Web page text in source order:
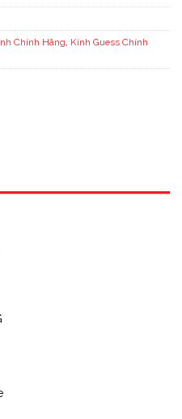
Chính Hãng Kính Guess Chính